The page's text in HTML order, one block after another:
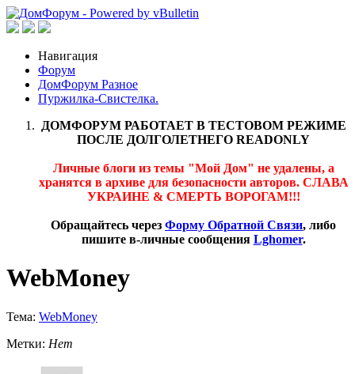
Навигация
Форум
ДомФорум Разное
Пуржилка-Свистелка.
ДОМФОРУМ РАБОТАЕТ В ТЕСТОВОМ РЕЖИМЕ
ПОСЛЕ ДОЛГОЛЕТНЕГО READONLY
Личные блоги из темы "Мой Дом" не удалены, а
хранятся в архиве для безопасности авторов. СЛАВА
УКРАИНЕ & СМЕРТЬ ВОРОГАМ!!!
Обращайтесь через Форму Обратной Связи, либо
пишите в-личные сообщения Lghomer.
WebMoney
Тема: WebMoney
Метки: Нет